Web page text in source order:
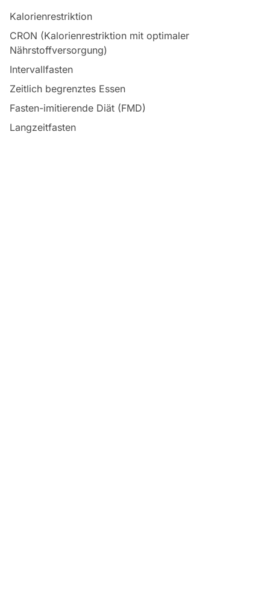
Kalorienrestriktion
CRON (Kalorienrestriktion mit optimaler
Nährstoffversorgung)
Intervallfasten
Zeitlich begrenztes Essen
Fasten-imitierende Diät (FMD)
Langzeitfasten